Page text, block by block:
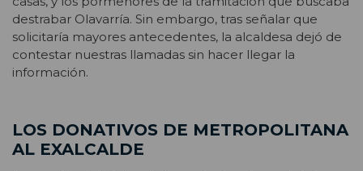
destrabar Olavarría. Sin embargo, tras señalar que
solicitaría mayores antecedentes, la alcaldesa dejó de
contestar nuestras llamadas sin hacer llegar la
información.
LOS DONATIVOS DE METROPOLITANA
AL EXALCALDE